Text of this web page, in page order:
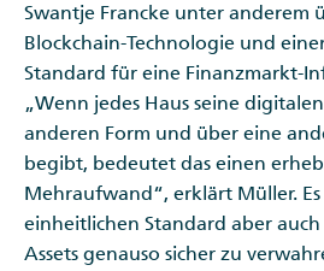
Swantje Francke unter anderem
Blockchain-Technologie und
Standard für eine Fi­nanzmarkt-
„Wenn jedes Haus seine
anderen Form und über eine
begibt, bedeutet das einen
Mehraufwand“, erklärt Müller.
einheitlichen Standard aber
Assets genauso sicher zu